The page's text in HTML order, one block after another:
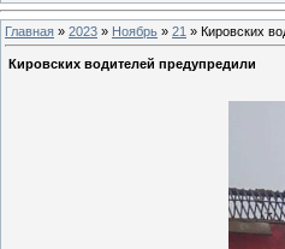
Главная » 2023 » Ноябрь » 21 » Кировских
Кировских водителей предупредили